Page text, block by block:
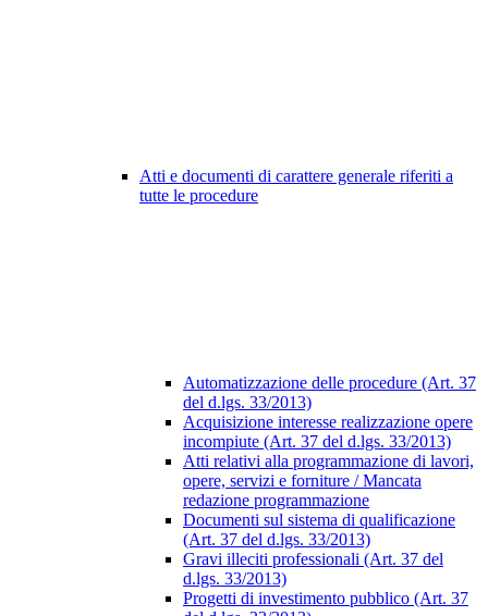
Atti e documenti di carattere generale riferiti a
tutte le procedure
Automatizzazione delle procedure (Art. 37
del d.lgs. 33/2013)
Acquisizione interesse realizzazione opere
incompiute (Art. 37 del d.lgs. 33/2013)
Atti relativi alla programmazione di lavori,
opere, servizi e forniture / Mancata
redazione programmazione
Documenti sul sistema di qualificazione
(Art. 37 del d.lgs. 33/2013)
Gravi illeciti professionali (Art. 37 del
d.lgs. 33/2013)
Progetti di investimento pubblico (Art. 37